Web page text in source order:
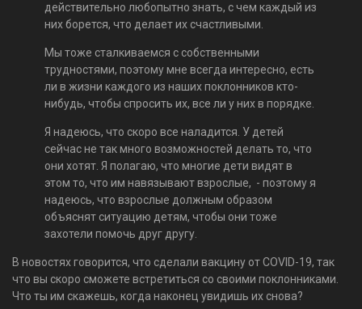
действительно любопытно знать, с чем каждый из
них борется, что делает их счастливыми.
Мы тоже сталкиваемся с собственными
трудностями, поэтому мне всегда интересно, есть
ли в жизни каждого из наших поклонников кто-
нибудь, чтобы спросить их, все ли у них в порядке.
Я надеюсь, что скоро все наладится. У детей
сейчас не так много возможностей делать то, что
они хотят. Я полагаю, что многие дети видят в
этом то, что им навязывают взрослые, - поэтому я
надеюсь, что взрослые должным образом
объяснят ситуацию детям, чтобы они тоже
захотели помочь друг другу.
В новостях говорится, что сделали вакцину от COVID-19, так
что вы скоро сможете встретиться со своими поклонниками.
Что ты им скажешь, когда наконец увидишь их снова?